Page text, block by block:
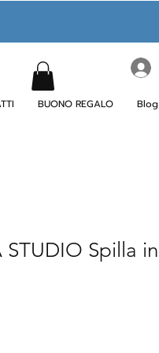
BUONO REGALO Blog
STUDIO Spilla in